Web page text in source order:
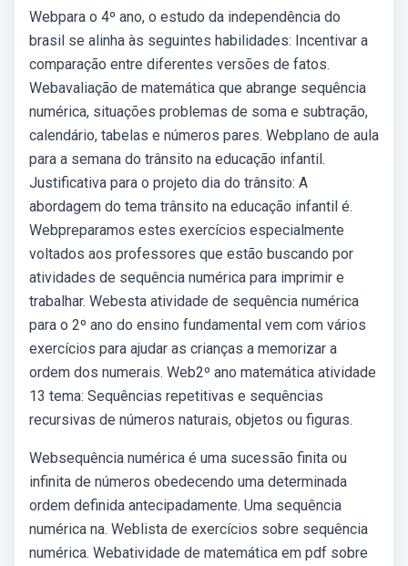
Webpara o 4º ano, o estudo da independência do
brasil se alinha às seguintes habilidades: Incentivar a
comparação entre diferentes versões de fatos.
Webavaliação de matemática que abrange sequência
numérica, situações problemas de soma e subtração,
calendário, tabelas e números pares. Webplano de aula
para a semana do trânsito na educação infantil.
Justificativa para o projeto dia do trânsito: A
abordagem do tema trânsito na educação infantil é.
Webpreparamos estes exercícios especialmente
voltados aos professores que estão buscando por
atividades de sequência numérica para imprimir e
trabalhar. Webesta atividade de sequência numérica
para o 2º ano do ensino fundamental vem com vários
exercícios para ajudar as crianças a memorizar a
ordem dos numerais. Web2º ano matemática atividade
13 tema: Sequências repetitivas e sequências
recursivas de números naturais, objetos ou figuras.
Websequência numérica é uma sucessão finita ou
infinita de números obedecendo uma determinada
ordem definida antecipadamente. Uma sequência
numérica na. Weblista de exercícios sobre sequência
numérica. Webatividade de matemática em pdf sobre